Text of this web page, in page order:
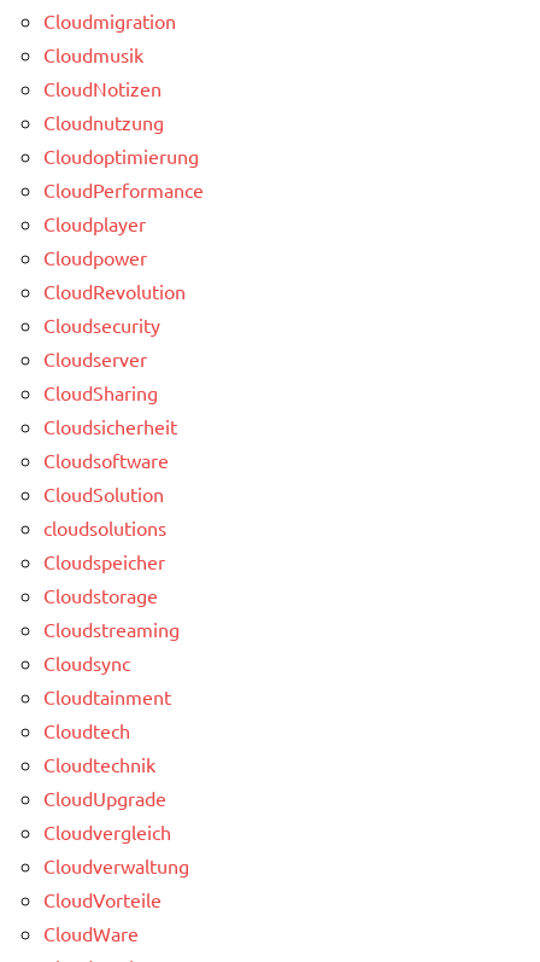
Cloudmigration
Cloudmusik
CloudNotizen
Cloudnutzung
Cloudoptimierung
CloudPerformance
Cloudplayer
Cloudpower
CloudRevolution
Cloudsecurity
Cloudserver
CloudSharing
Cloudsicherheit
Cloudsoftware
CloudSolution
cloudsolutions
Cloudspeicher
Cloudstorage
Cloudstreaming
Cloudsync
Cloudtainment
Cloudtech
Cloudtechnik
CloudUpgrade
Cloudvergleich
Cloudverwaltung
CloudVorteile
CloudWare